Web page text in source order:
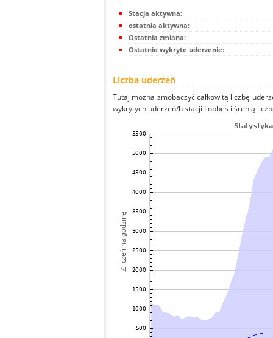
Stacja aktywna:
ostatnia aktywna:
Ostatnia zmiana:
Ostatnio wykryte uderzenie:
Liczba uderzeń
Tutaj można zmobaczyć całkowitą liczbę
wykrytych uderzeń/h stacji Lobbes i śrenią